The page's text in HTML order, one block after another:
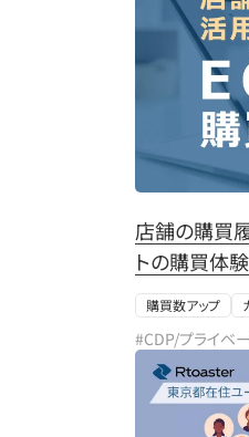
店舗の購買
トの購買体
購買数アップ
#CDP/プライベ